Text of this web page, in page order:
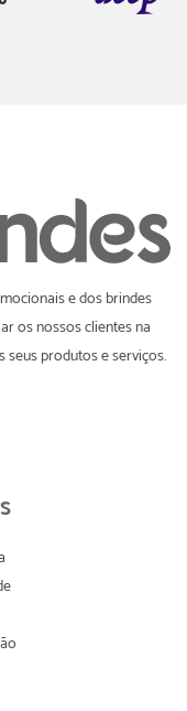
e dos brindes
os nossos clientes na
seus produtos e serviços.